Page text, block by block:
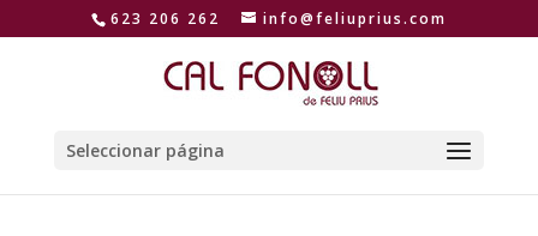
623 206 262 info@feliuprius.com
Seleccionar página